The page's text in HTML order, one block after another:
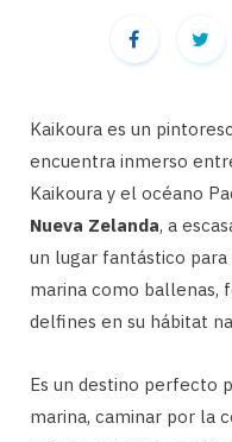
Kaikoura es un
encuentra inmerso
Kaikoura y el océano
Nueva Zelanda, a
un lugar fantástico
marina como ballenas,
delfines en su hábitat
Es un destino perfecto
marina, caminar por la